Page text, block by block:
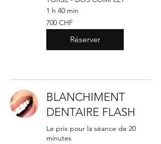
1 h 40 min
700
francs
suisses
700 CHF
Réserver
BLANCHIMENT
DENTAIRE FLASH
Le prix pour la séance de 20
minutes